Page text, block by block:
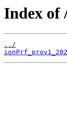
Index of
../